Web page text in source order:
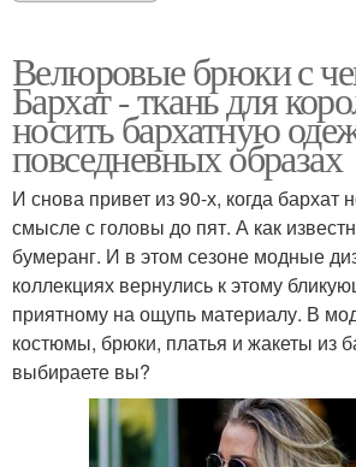
Велюровые брюки с
Бархат - ткань для
носить бархатную
повседневных образах
И снова привет из 90-х, когда бархат
смысле с головы до пят. А как
бумеранг. И в этом сезоне модные
коллекциях вернулись к этому
приятному на ощупь материалу. В
костюмы, брюки, платья и жакеты из
выбираете вы?